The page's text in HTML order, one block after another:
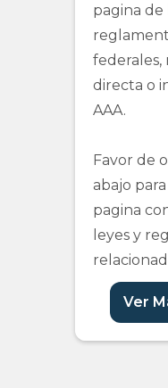
pagina de
federales,
directa o
AAA.
Favor de
abajo
pagina
leyes y
Ver